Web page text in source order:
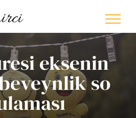
eksenin
so